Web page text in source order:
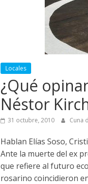
Locales
¿Qué
Néstor
31 octubre, 2010 Cuna
Hablan Elías Soso,
Ante la muerte del ex
que refiere al futuro
rosarino coincidieron